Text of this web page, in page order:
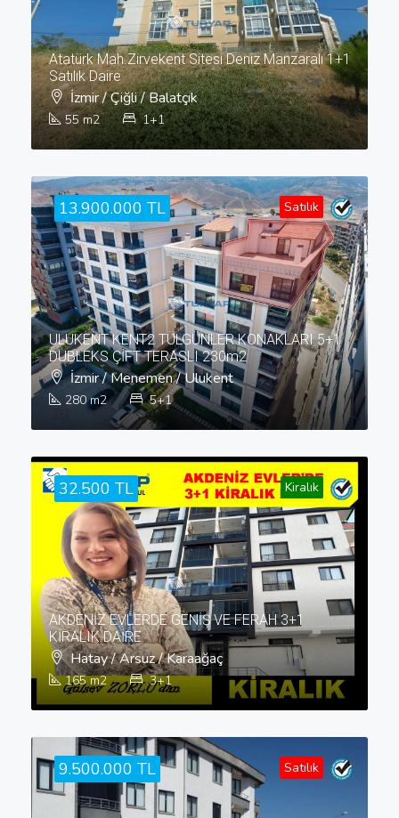
Atatürk Mah.Zirvekent Sitesi Deniz Manzaralı 1+1
Satılık Daire
55 m2 1+1
İzmir / Çiğli / Balatçık
13.900.000 TL Satılık
ULUKENT KENT2 TÜLGÜNLER KONAKLARI 5+1
DUBLEKS ÇİFT TERASLI 230m2
280 m2 5+1
İzmir / Menemen / Ulukent
32.500 TL Kiralık
AKDENİZ EVLERDE GENİŞ VE FERAH 3+1
KİRALIK DAİRE
165 m2 3+1
Hatay / Arsuz / Karaağaç
9.500.000 TL Satılık